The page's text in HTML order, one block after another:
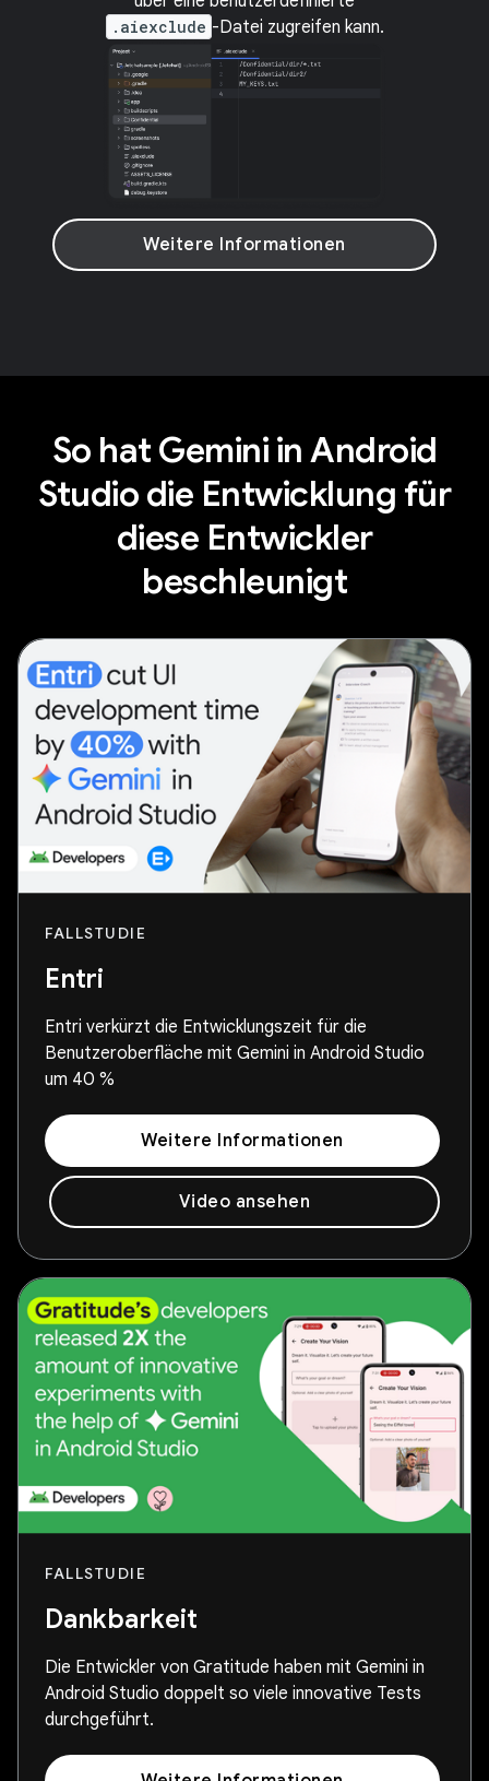
.aiexclude -Datei zugreifen kann.
Weitere Informationen
So hat Gemini in Android
Studio die Entwicklung für
diese Entwickler
beschleunigt
FALLSTUDIE
Entri
Entri verkürzt die Entwicklungszeit für die
Benutzeroberfläche mit Gemini in Android Studio
um 40 %
Weitere Informationen
Video ansehen
FALLSTUDIE
Dankbarkeit
Die Entwickler von Gratitude haben mit Gemini in
Android Studio doppelt so viele innovative Tests
durchgeführt.